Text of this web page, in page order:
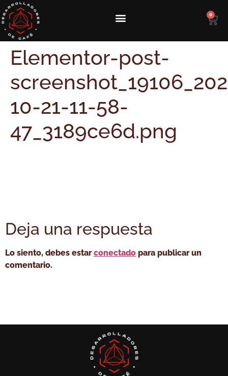
0
Elementor-post-
10-21-11-58-
47_3189ce6d.png
Deja una respuesta
Lo siento, debes estarconectado para publicar un
comentario.